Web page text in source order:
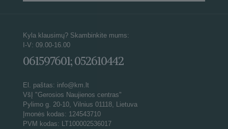
Kyla klausimų? Skambinkite mums:
I-V: 09.00-16.00
061597601; 052610442
El. paštas: info@km.lt
VšĮ "Gerosios Naujienos centras"
Pylimo g. 20-10, Vilnius 01118, Lietuva
Įmonės kodas: 124543710
PVM kodas: LT100002536017